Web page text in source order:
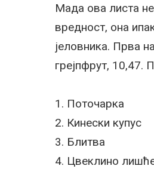
Мада ова листа
вредност, она
јеловника. Прва
грејпфрут, 10,47.
1. Поточарка
2. Кинески купус
3. Блитва
4. Цвеклино